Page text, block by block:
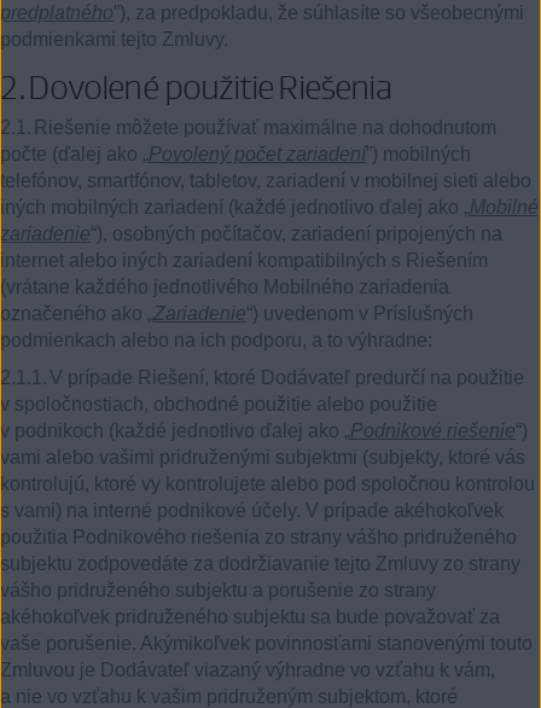
predplatného”), za predpokladu, že súhlasíte so všeobecnými
podmienkami tejto Zmluvy.
2.Dovolené použitie Riešenia
2.1. Riešenie môžete používať maximálne na dohodnutom
počte (ďalej ako „Povolený počet zariadení”) mobilných
telefónov, smartfónov, tabletov, zariadení v mobilnej sieti alebo
iných mobilných zariadení (každé jednotlivo ďalej ako „Mobilné
zariadenie“), osobných počítačov, zariadení pripojených na
internet alebo iných zariadení kompatibilných s Riešením
(vrátane každého jednotlivého Mobilného zariadenia
označeného ako „Zariadenie“) uvedenom v Príslušných
podmienkach alebo na ich podporu, a to výhradne:
2.1.1.V prípade Riešení, ktoré Dodávateľ predurčí na použitie
v spoločnostiach, obchodné použitie alebo použitie
v podnikoch (každé jednotlivo ďalej ako „Podnikové riešenie“)
vami alebo vašimi pridruženými subjektmi (subjekty, ktoré vás
kontrolujú, ktoré vy kontrolujete alebo pod spoločnou kontrolou
s vami) na interné podnikové účely. V prípade akéhokoľvek
použitia Podnikového riešenia zo strany vášho pridruženého
subjektu zodpovedáte za dodržiavanie tejto Zmluvy zo strany
vášho pridruženého subjektu a porušenie zo strany
akéhokoľvek pridruženého subjektu sa bude považovať za
vaše porušenie. Akýmikoľvek povinnosťami stanovenými touto
Zmluvou je Dodávateľ viazaný výhradne vo vzťahu k vám,
a nie vo vzťahu k vašim pridruženým subjektom, ktoré